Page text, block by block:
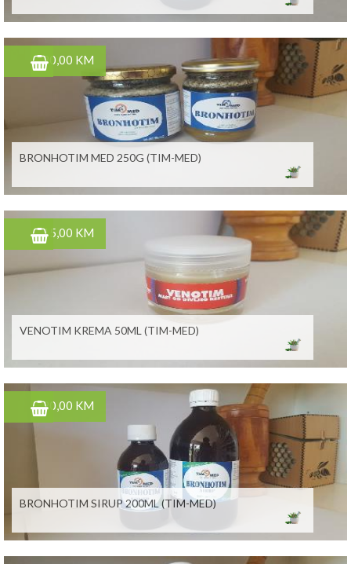
20,00 KM
BRONHOTIM MED 250G (TIM-MED)
15,00 KM
VENOTIM KREMA 50ML (TIM-MED)
20,00 KM
BRONHOTIM SIRUP 200ML (TIM-MED)